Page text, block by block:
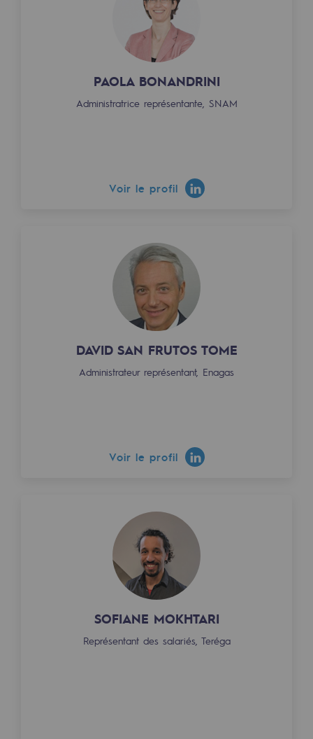
Responsabilité environnementale
BE POSITIF, le programme de
Gestion de l'énergie
Gestion des impacts
Responsabilité sociale et territoriale
Responsabilité sociale et
Energiz Mouv
Energiz Mouv
Engagements auprès des territoires
Notre investissement dans les
Mixité et égalité Femme-Homme
QVCT
PAOLA BONANDRINI
Administratrice représentante, SNAM
Voir le profil
DAVID SAN FRUTOS TOME
Administrateur représentant, Enagas
Voir le profil
SOFIANE MOKHTARI
Représentant des salariés, Teréga